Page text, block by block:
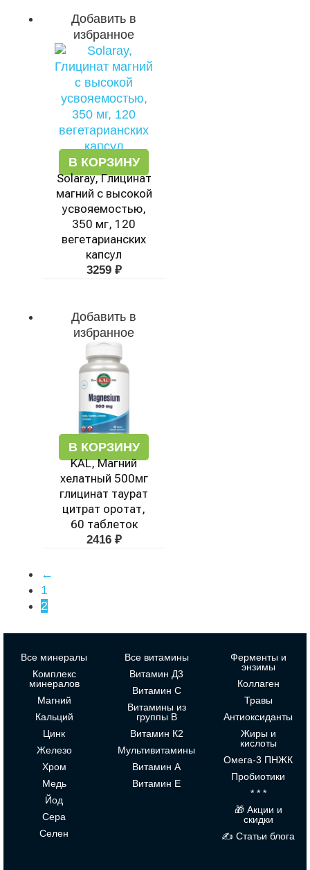
Добавить в
избранное
В КОРЗИНУ
Solaray, Глицинат
магний с высокой
усвояемостью,
350 мг, 120
вегетарианских
капсул
3259 ₽
Добавить в
избранное
В КОРЗИНУ
KAL, Магний
хелатный 500мг
глицинат таурат
цитрат оротат,
60 таблеток
2416 ₽
←
1
2
Все минералы
Комплекс
минералов
Магний
Кальций
Цинк
Железо
Хром
Медь
Йод
Сера
Селен
Все витамины
Витамин Д3
Витамин С
Витамины из
группы В
Витамин К2
Мультивитамины
Витамин А
Витамин Е
Ферменты и
энзимы
Коллаген
Травы
Антиоксиданты
Жиры и
кислоты
Омега-3 ПНЖК
Пробиотики
* * *
🎁 Акции и
скидки
✍ Статьи блога